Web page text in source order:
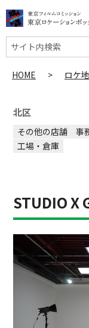
サイト内検索
HOME > ロケ
北区
その他の店舗 事
工場・倉庫
STUDIO X